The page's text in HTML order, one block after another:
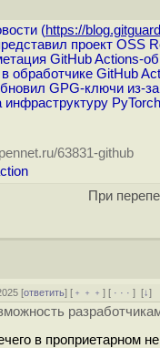
(https://
проект OSS
GitHub Actions-
обработчике GitHub
GPG-ключи из-
инфраструктуру
63831-github
При
[ответить] [ ﹢﹢﹢] [ · · ·][↓]
в проприетарном